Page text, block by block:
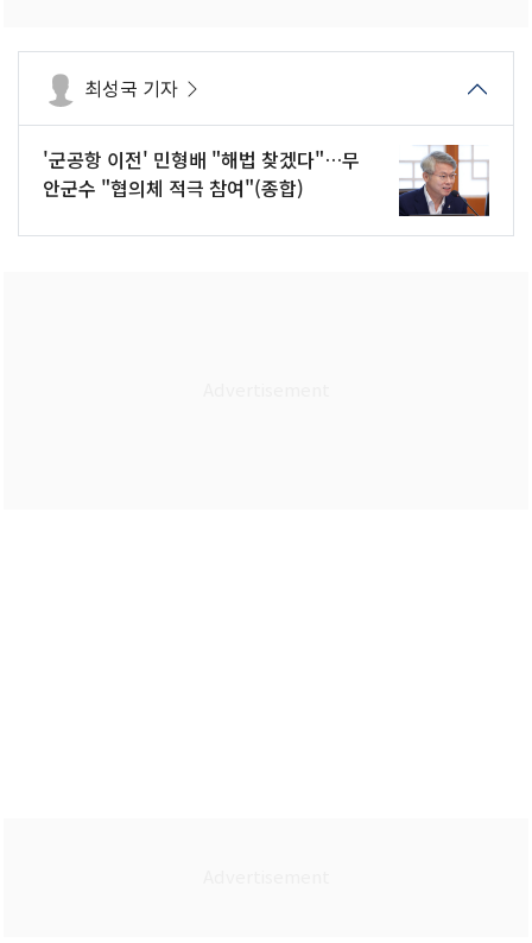
최성국 기자
'군공항 이전' 민형배 "해법 찾겠다"…무
안군수 "협의체 적극 참여"(종합)